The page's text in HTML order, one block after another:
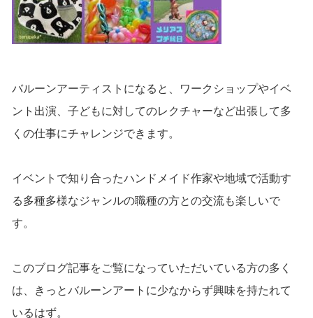
バルーンアーティストになると、ワークショップやイベ
ント出演、子どもに対してのレクチャーなど出張して多
くの仕事にチャレンジできます。
イベントで知り合ったハンドメイド作家や地域で活動す
る多種多様なジャンルの職種の方との交流も楽しいで
す。
このブログ記事をご覧になっていただいている方の多く
は、きっとバルーンアートに少なからず興味を持たれて
いるはず。